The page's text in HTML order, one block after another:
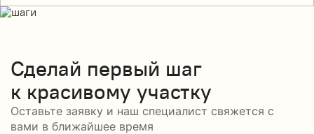
Сделай первый шаг
к красивому участку
Оставьте заявку и наш специалист свяжется с
вами в ближайшее время